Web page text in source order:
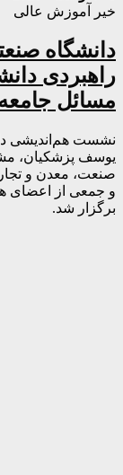
خیر آموزش عالی
دانشگاه
راهبردی
مسائل
نشست هم‌اندیشی
یوسف پزشکیان،
صنعت، معدن و
و جمعی از اعضای
برگزار شد.